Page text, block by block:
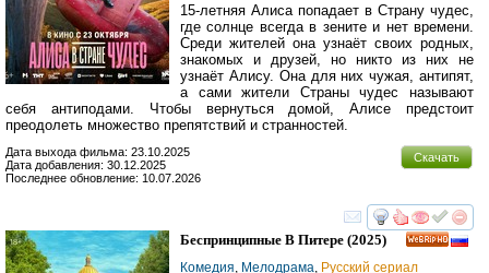
15-летняя Алиса попадает в Страну чудес,
где солнце всегда в зените и нет времени.
Среди жителей она узнаёт своих родных,
знакомых и друзей, но никто из них не
узнаёт Алису. Она для них чужая, антипят,
а сами жители Страны чудес называют
себя антиподами. Чтобы вернуться домой, Алисе предстоит
преодолеть множество препятствий и странностей.
Скачать
Дата выхода фильма: 23.10.2025
Дата добавления: 30.12.2025
Последнее обновление: 10.07.2026
смотреть
Беспринципные В Питере (2025)
Комедия Мелодрама Русский сериал